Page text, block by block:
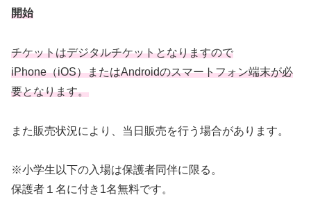
開始
チケットはデジタルチケットとなりますので
iPhone（iOS）またはAndroidのスマートフォン端末が必
要となります。
また販売状況により、当日販売を行う場合があります。
※小学生以下の入場は保護者同伴に限る。
保護者１名に付き1名無料です。